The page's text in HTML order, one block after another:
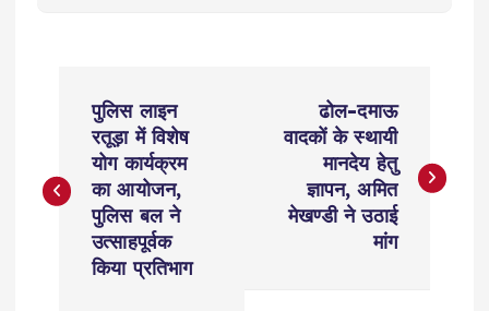
s
पुलिस लाइन
रतूड़ा में विशेष
योग कार्यक्रम
का आयोजन,
पुलिस बल ने
उत्साहपूर्वक
किया प्रतिभाग
ढोल-दमाऊ
वादकों के स्थायी
मानदेय हेतु
ज्ञापन, अमित
मेखण्डी ने उठाई
मांग